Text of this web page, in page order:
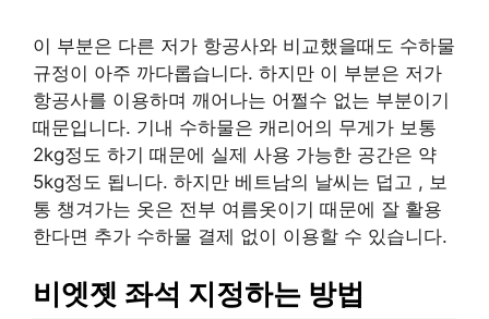
이 부분은 다른 저가 항공사와 비교했을때도 수하물
규정이 아주 까다롭습니다. 하지만 이 부분은 저가
항공사를 이용하며 깨어나는 어쩔수 없는 부분이기
때문입니다. 기내 수하물은 캐리어의 무게가 보통
2kg정도 하기 때문에 실제 사용 가능한 공간은 약
5kg정도 됩니다. 하지만 베트남의 날씨는 덥고 , 보
통 챙겨가는 옷은 전부 여름옷이기 때문에 잘 활용
한다면 추가 수하물 결제 없이 이용할 수 있습니다.
비엣젯 좌석 지정하는 방법